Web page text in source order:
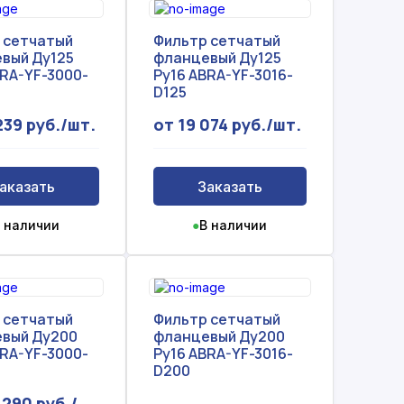
Ду125
YF-3000-
руб./шт.
наличии
Фильтр сетчатый
фланцевый Ду125
Ру16 ABRA-YF-3016-
D125
от 19 074 руб./шт.
Заказать
●В наличии
Ду200
YF-3000-
Фильтр сетчатый
фланцевый Ду200
Ру16 ABRA-YF-3016-
D200